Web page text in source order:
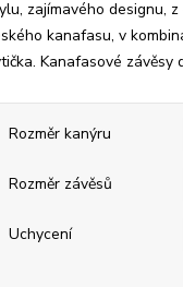
zajímavého designu,
kanafasu, v
Kanafasové závěsy
Rozměr kanýru
Rozměr závěsů
Uchycení